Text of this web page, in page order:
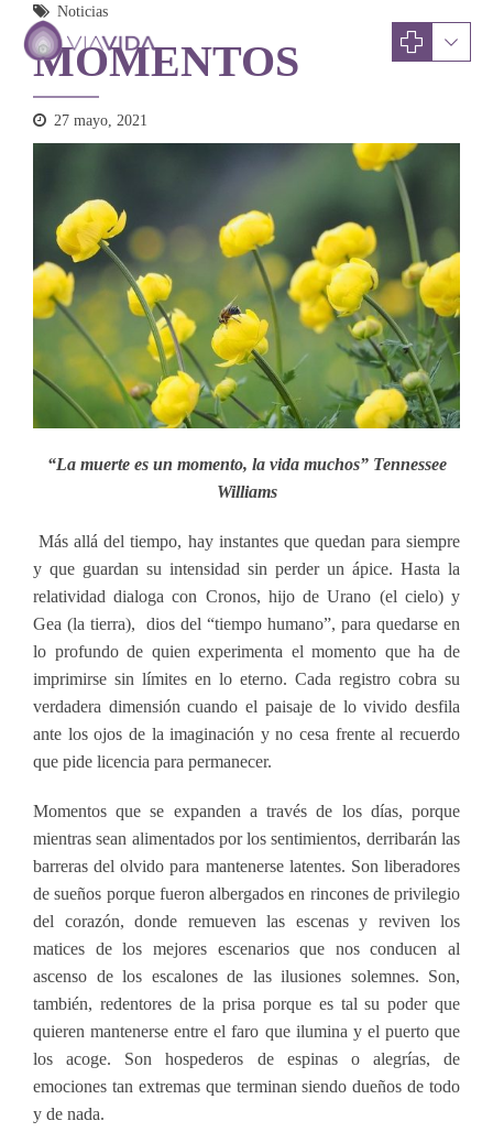
Noticias
MOMENTOS
27 mayo, 2021
“La muerte es un momento, la vida muchos” Tennessee
Williams
Más allá del tiempo, hay instantes que quedan para siempre
y que guardan su intensidad sin perder un ápice. Hasta la
relatividad dialoga con Cronos, hijo de Urano (el cielo) y
Gea (la tierra), dios del “tiempo humano”, para quedarse en
lo profundo de quien experimenta el momento que ha de
imprimirse sin límites en lo eterno. Cada registro cobra su
verdadera dimensión cuando el paisaje de lo vivido desfila
ante los ojos de la imaginación y no cesa frente al recuerdo
que pide licencia para permanecer.
Momentos que se expanden a través de los días, porque
mientras sean alimentados por los sentimientos, derribarán las
barreras del olvido para mantenerse latentes. Son liberadores
de sueños porque fueron albergados en rincones de privilegio
del corazón, donde remueven las escenas y reviven los
matices de los mejores escenarios que nos conducen al
ascenso de los escalones de las ilusiones solemnes. Son,
también, redentores de la prisa porque es tal su poder que
quieren mantenerse entre el faro que ilumina y el puerto que
los acoge. Son hospederos de espinas o alegrías, de
emociones tan extremas que terminan siendo dueños de todo
y de nada.